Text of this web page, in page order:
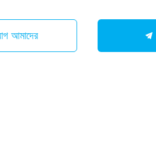
যোগাযোগ আমাদের